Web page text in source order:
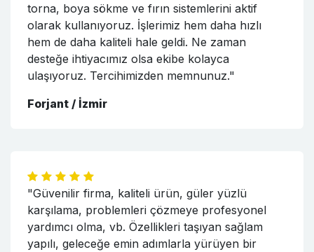
torna, boya sökme ve fırın sistemlerini aktif
olarak kullanıyoruz. İşlerimiz hem daha hızlı
hem de daha kaliteli hale geldi. Ne zaman
desteğe ihtiyacımız olsa ekibe kolayca
ulaşıyoruz. Tercihimizden memnunuz."
Forjant / İzmir
"Güvenilir firma, kaliteli ürün, güler yüzlü
karşılama, problemleri çözmeye profesyonel
yardımcı olma, vb. Özellikleri taşıyan sağlam
yapılı, geleceğe emin adımlarla yürüyen bir